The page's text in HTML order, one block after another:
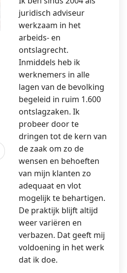
juridisch adviseur
werkzaam in het
arbeids- en
ontslagrecht.
Inmiddels heb ik
werknemers in alle
lagen van de bevolking
begeleid in ruim 1.600
ontslagzaken. Ik
probeer door te
dringen tot de kern van
de zaak om zo de
wensen en behoeften
van mijn klanten zo
adequaat en vlot
mogelijk te behartigen.
De praktijk blijft altijd
weer variëren en
verbazen. Dat geeft mij
voldoening in het werk
dat ik doe.